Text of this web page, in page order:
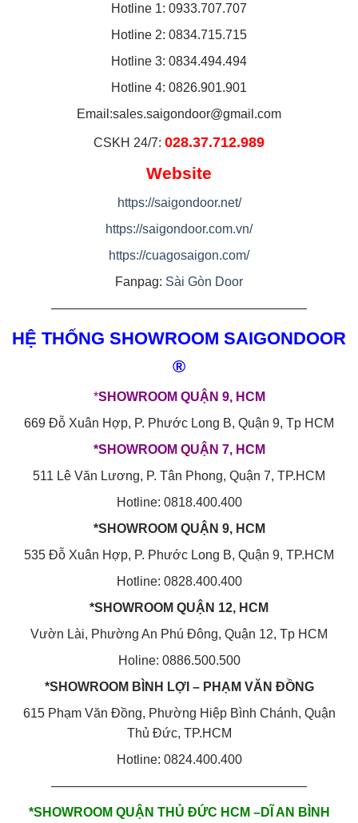
Hotline 1: 0933.707.707
Hotline 2: 0834.715.715
Hotline 3: 0834.494.494
Hotline 4: 0826.901.901
Email:sales.saigondoor@gmail.com
CSKH 24/7: 028.37.712.989
Website
https://saigondoor.net/
https://saigondoor.com.vn/
https://cuagosaigon.com/
Fanpag: Sài Gòn Door
————————————————————
HỆ THỐNG SHOWROOM SAIGONDOOR
®
*SHOWROOM QUẬN 9, HCM
669 Đỗ Xuân Hợp, P. Phước Long B, Quận 9, Tp HCM
*SHOWROOM QUẬN 7, HCM
511 Lê Văn Lương, P. Tân Phong, Quận 7, TP.HCM
Hotline: 0818.400.400
*SHOWROOM QUẬN 9, HCM
535 Đỗ Xuân Hợp, P. Phước Long B, Quận 9, TP.HCM
Hotline: 0828.400.400
*SHOWROOM QUẬN 12, HCM
Vườn Lài, Phường An Phú Đông, Quận 12, Tp HCM
Holine: 0886.500.500
*SHOWROOM BÌNH LỢI – PHẠM VĂN ĐỒNG
615 Phạm Văn Đồng, Phường Hiệp Bình Chánh, Quận
Thủ Đức, TP.HCM
Hotline: 0824.400.400
————————————————————
*SHOWROOM QUẬN THỦ ĐỨC HCM –DĨ AN BÌNH